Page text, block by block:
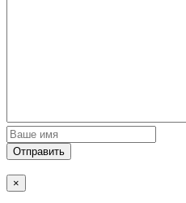
Отправить
×